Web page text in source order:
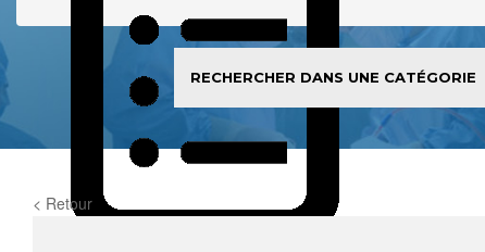
< Retour